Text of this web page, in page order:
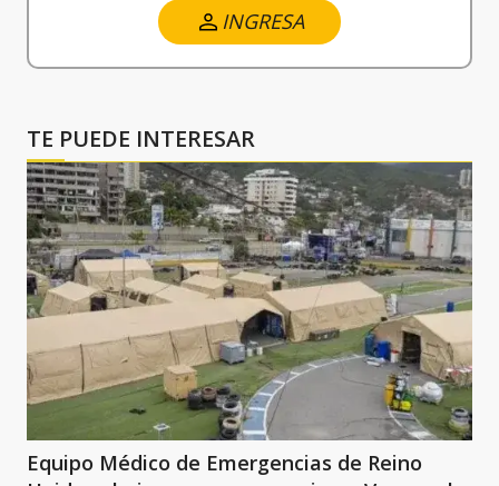
INGRESA
TE PUEDE INTERESAR
Equipo Médico de Emergencias de Reino